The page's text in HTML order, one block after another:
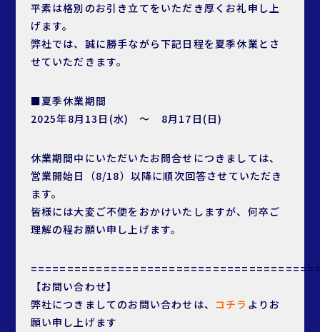
平素は格別のお引き立てをいただき厚くお礼申し上
げます。
弊社では、誠に勝手ながら下記日程を夏季休業とさ
せていただきます。
■夏季休業期間
2025年8月13日(水) ～ 8月17日(日)
休業期間中にいただいたお問合せにつきましては、
営業開始日（8/18）以降に順次回答させていただき
ます。
皆様には大変ご不便をおかけいたしますが、何卒ご
理解の程お願い申し上げます。
【お問い合わせ】
弊社につきましてのお問い合わせは、 コチラ よりお
願い申し上げます